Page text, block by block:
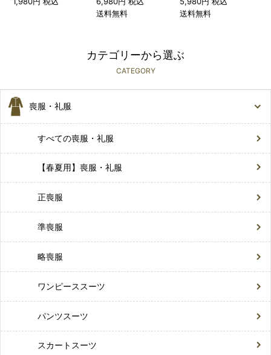
送料無料
送料無料
カテゴリーから選ぶ
CATEGORY
喪服・礼服
すべての喪服・礼服
【春夏用】喪服・礼服
正喪服
準喪服
略喪服
ワンピーススーツ
パンツスーツ
スカートスーツ